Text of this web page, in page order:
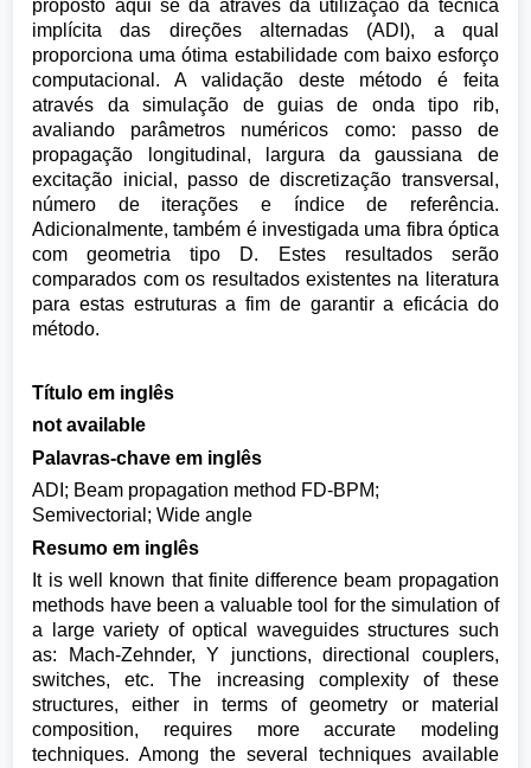
proposto aqui se dá através da utilização da técnica
implícita das direções alternadas (ADI), a qual
proporciona uma ótima estabilidade com baixo esforço
computacional. A validação deste método é feita
através da simulação de guias de onda tipo rib,
avaliando parâmetros numéricos como: passo de
propagação longitudinal, largura da gaussiana de
excitação inicial, passo de discretização transversal,
número de iterações e índice de referência.
Adicionalmente, também é investigada uma fibra óptica
com geometria tipo D. Estes resultados serão
comparados com os resultados existentes na literatura
para estas estruturas a fim de garantir a eficácia do
método.
Título em inglês
not available
Palavras-chave em inglês
ADI; Beam propagation method FD-BPM;
Semivectorial; Wide angle
Resumo em inglês
It is well known that finite difference beam propagation
methods have been a valuable tool for the simulation of
a large variety of optical waveguides structures such
as: Mach-Zehnder, Y junctions, directional couplers,
switches, etc. The increasing complexity of these
structures, either in terms of geometry or material
composition, requires more accurate modeling
techniques. Among the several techniques available